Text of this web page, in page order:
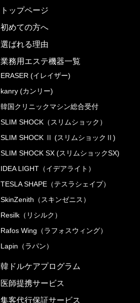
トップページ
初めての方へ
選ばれる理由
業務用エステ機器一覧
ERASER (イレイザー)
kanry (カンリー)
韓国クリニックマシン総合受付
SLIM SHOCK（スリムショック）
SLIM SHOCK Ⅱ (スリムショックⅡ)
SLIM SHOCK SX (スリムショックSX)
IDEA LIGHT（イデアライト）
TESLA SHAPE（テスラシェイプ）
SkinZenith（スキンゼニス）
Resilk（リシルク）
Rafos Wing（ラフォスウィング）
Lapin（ラパン）
韓ドルケアプログラム
医師提携サービス
集客代行保証サービス